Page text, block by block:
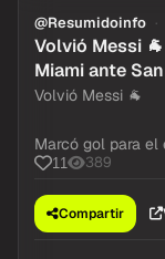
@Resumidoinfo
Volvió Messi
Miami ante San
11 389